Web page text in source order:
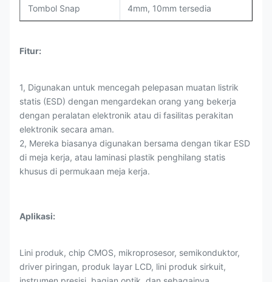
Tombol Snap 4mm, 10mm tersedia
Fitur:
1, Digunakan untuk mencegah pelepasan muatan listrik
statis (ESD) dengan mengardekan orang yang bekerja
dengan peralatan elektronik atau di fasilitas perakitan
elektronik secara aman.
2, Mereka biasanya digunakan bersama dengan tikar ESD
di meja kerja, atau laminasi plastik penghilang statis
khusus di permukaan meja kerja.
Aplikasi:
Lini produk, chip CMOS, mikroprosesor, semikonduktor,
driver piringan, produk layar LCD, lini produk sirkuit,